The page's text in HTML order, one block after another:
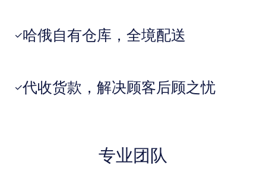
✓哈俄自有仓库，全境配送
✓代收货款，解决顾客后顾之忧
专业团队